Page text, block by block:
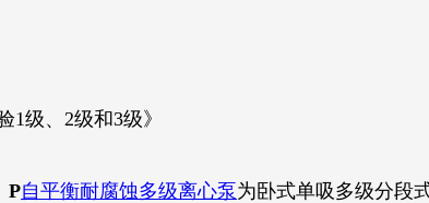
级、2级和3级》
P自平衡耐腐蚀多级离心泵为卧式单吸多级分段